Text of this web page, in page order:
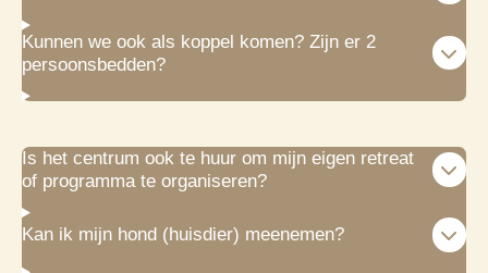
Kunnen we ook als koppel komen? Zijn er 2
persoonsbedden?
Is het centrum ook te huur om mijn eigen retreat
of programma te organiseren?
Kan ik mijn hond (huisdier) meenemen?